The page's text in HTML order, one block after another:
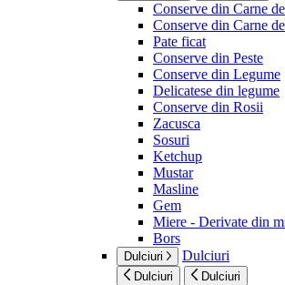
Conserve din Carne
Conserve din Carne
Pate ficat
Conserve din Peste
Conserve din Legume
Delicatese din legume
Conserve din Rosii
Zacusca
Sosuri
Ketchup
Mustar
Masline
Gem
Miere - Derivate din
Bors
Dulciuri Dulciuri
Dulciuri Dulciuri